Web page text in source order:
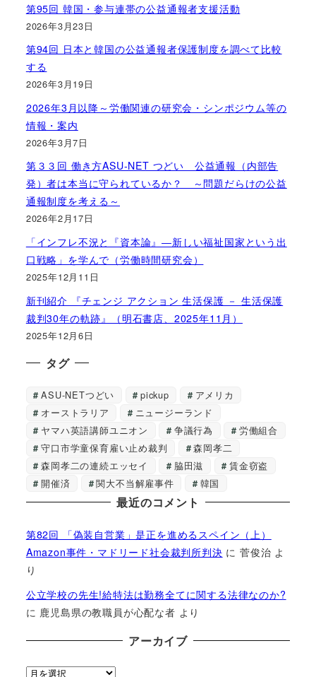
第95回 韓国・参与連帯の公益通報者支援活動
2026年3月23日
第94回 日本と韓国の公益通報者保護制度を調べて比較
する
2026年3月19日
2026年3月以降～労働関連の研究会・シンポジウム等の
情報・案内
2026年3月7日
第３３回 働き方ASU-NET つどい 公益通報（内部告
発）者は本当に守られているか？ ～問題だらけの公益
通報制度を考える～
2026年2月17日
「インフレ不況と『資本論』―新しい福祉国家という出
口戦略」を学んで（労働時間研究会）
2025年12月11日
新刊紹介 『チェンジ アクション 生活保護 － 生活保護
裁判30年の軌跡』（明石書店、2025年11月）
2025年12月6日
タグ
ASU-NETつどい pickup
アメリカ
オーストラリア
ニュージーランド
ヤマハ英語講師ユニオン
争議行為
労働組合
守口市学童保育雇い止め裁判
森岡孝二
森岡孝二の連続エッセイ
脇田滋
賃金窃盗
開催済
関大不当解雇事件 韓国
最近のコメント
第82回 「偽装自営業」是正を進めるスペイン（上）
Amazon事件・マドリード社会裁判所判決 に菅俊治 よ
り
公立学校の先生!給特法は勤務全てに関する法律なのか?
に 鹿児島県の教職員が心配な者 より
アーカイブ
ア